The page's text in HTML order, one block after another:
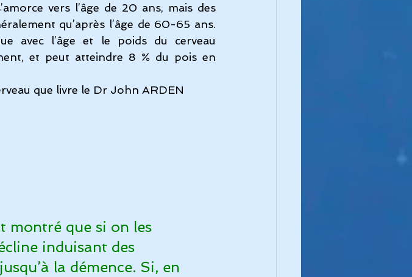
vers l’âge de 20 ans, mais des
qu’après l’âge de 60-65 ans.
avec l’âge et le poids du cerveau
et peut atteindre 8 % du pois en
que livre le Dr John ARDEN
montré que si on les
induisant des
la démence. Si, en